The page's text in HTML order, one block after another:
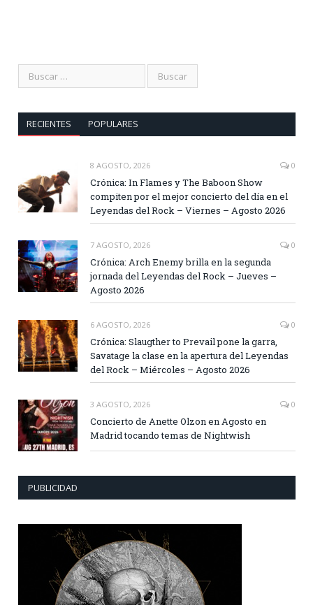
RECIENTES POPULARES
8 AGOSTO, 2026 0
Crónica: In Flames y The Baboon Show
compiten por el mejor concierto del día en el
Leyendas del Rock – Viernes – Agosto 2026
7 AGOSTO, 2026 0
Crónica: Arch Enemy brilla en la segunda
jornada del Leyendas del Rock – Jueves –
Agosto 2026
6 AGOSTO, 2026 0
Crónica: Slaugther to Prevail pone la garra,
Savatage la clase en la apertura del Leyendas
del Rock – Miércoles – Agosto 2026
3 AGOSTO, 2026 0
Concierto de Anette Olzon en Agosto en
Madrid tocando temas de Nightwish
PUBLICIDAD